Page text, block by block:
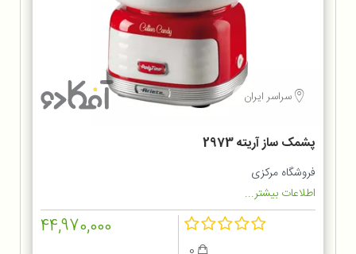
سراسر ایران
پشمک ساز آریته 2973
فروشگاه مرکزی
اطلاعات بیشتر...
44,970,000